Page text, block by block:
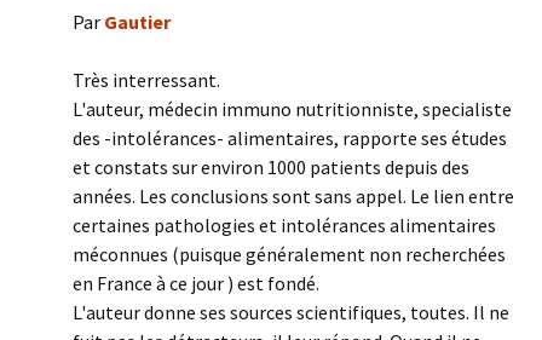
Par Gautier
Très interressant.
L'auteur, médecin immuno nutritionniste, specialiste
des -intolérances- alimentaires, rapporte ses études
et constats sur environ 1000 patients depuis des
années. Les conclusions sont sans appel. Le lien entre
certaines pathologies et intolérances alimentaires
méconnues (puisque généralement non recherchées
en France à ce jour ) est fondé.
L'auteur donne ses sources scientifiques, toutes. Il ne